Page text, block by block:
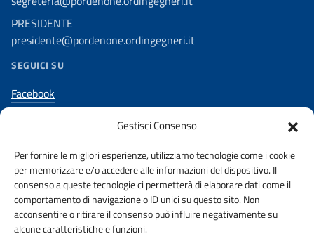
Gestisci Consenso
Per fornire le migliori esperienze, utilizziamo tecnologie come i cookie
per memorizzare e/o accedere alle informazioni del dispositivo. Il
consenso a queste tecnologie ci permetterà di elaborare dati come il
comportamento di navigazione o ID unici su questo sito. Non
acconsentire o ritirare il consenso può influire negativamente su
alcune caratteristiche e funzioni.
PRESIDENTE
presidente@pordenone.ordingegneri.it
SEGUICI SU
Facebook
Instagram
Linkedin